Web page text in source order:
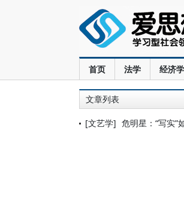
首页 法学 经济学
文章列表
[文艺学] 危明星：“写实